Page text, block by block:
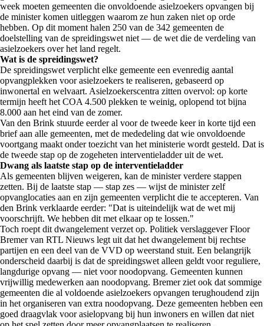
week moeten gemeenten die onvoldoende asielzoekers opvangen bij
de minister komen uitleggen waarom ze hun zaken niet op orde
hebben. Op dit moment halen 250 van de 342 gemeenten de
doelstelling van de spreidingswet niet — de wet die de verdeling van
asielzoekers over het land regelt.
Wat is de spreidingswet?
De spreidingswet verplicht elke gemeente een evenredig aantal
opvangplekken voor asielzoekers te realiseren, gebaseerd op
inwonertal en welvaart. Asielzoekerscentra zitten overvol: op korte
termijn heeft het COA 4.500 plekken te weinig, oplopend tot bijna
8.000 aan het eind van de zomer.
Van den Brink stuurde eerder al voor de tweede keer in korte tijd een
brief aan alle gemeenten, met de mededeling dat wie onvoldoende
voortgang maakt onder toezicht van het ministerie wordt gesteld. Dat is
de tweede stap op de zogeheten interventieladder uit de wet.
Dwang als laatste stap op de interventieladder
Als gemeenten blijven weigeren, kan de minister verdere stappen
zetten. Bij de laatste stap — stap zes — wijst de minister zelf
opvanglocaties aan en zijn gemeenten verplicht die te accepteren. Van
den Brink verklaarde eerder: "Dat is uiteindelijk wat de wet mij
voorschrijft. We hebben dit met elkaar op te lossen."
Toch roept dit dwangelement verzet op. Politiek verslaggever Floor
Bremer van RTL Nieuws legt uit dat het dwangelement bij rechtse
partijen en een deel van de VVD op weerstand stuit. Een belangrijk
onderscheid daarbij is dat de spreidingswet alleen geldt voor reguliere,
langdurige opvang — niet voor noodopvang. Gemeenten kunnen
vrijwillig medewerken aan noodopvang. Bremer ziet ook dat sommige
gemeenten die al voldoende asielzoekers opvangen terughoudend zijn
in het organiseren van extra noodopvang. Deze gemeenten hebben een
goed draagvlak voor asielopvang bij hun inwoners en willen dat niet